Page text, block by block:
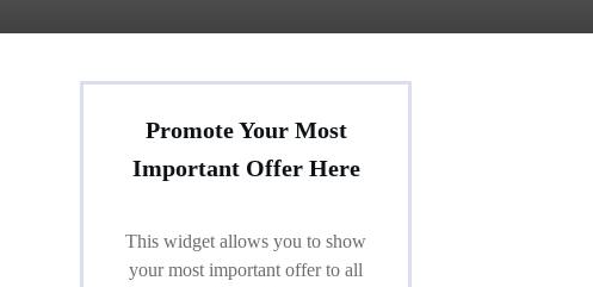
Promote Your Most
Important Offer Here
This widget allows you to show
your most important offer to all